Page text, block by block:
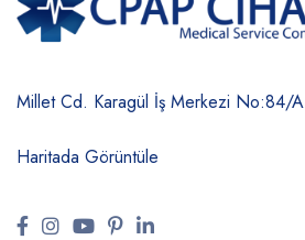
Millet Cd. Karagül İş Merkezi No:84/A
Haritada Görüntüle